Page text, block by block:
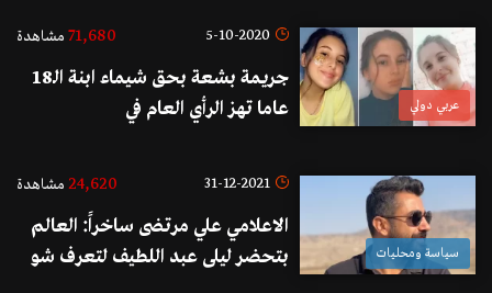
عربي دولي
5-10-2020
71,680 مشاهدة
جريمة بشعة بحق شيماء ابنة الـ18
عاما تهز الرأي العام في
سياسة ومحليات
31-12-2021
24,620 مشاهدة
الاعلامي علي مرتضى ساخراً: العالم
بتحضر ليلى عبد اللطيف لتعرف شو